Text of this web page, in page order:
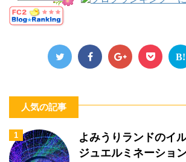
B!
人気の記事
1
よみうりランドのイ
ジュエルミネーショ